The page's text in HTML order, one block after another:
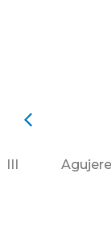
Arranque
Altura
Longitud
Longitud
Ancho útil
Diámetros